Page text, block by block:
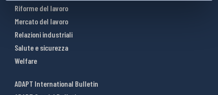
Riforme del lavoro
Mercato del lavoro
Relazioni industriali
Salute e sicurezza
Welfare
ADAPT International Bulletin